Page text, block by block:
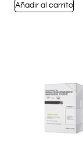
Añadir al carrito